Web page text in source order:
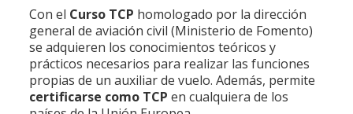
Con el Curso TCP homologado por la dirección
general de aviación civil (Ministerio de Fomento)
se adquieren los conocimientos teóricos y
prácticos necesarios para realizar las funciones
propias de un auxiliar de vuelo. Además, permite
certificarse como TCP en cualquiera de los